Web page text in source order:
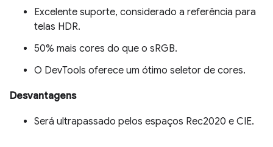
Excelente suporte, considerado a referência para
telas HDR.
50% mais cores do que o sRGB.
O DevTools oferece um ótimo seletor de cores.
Desvantagens
Será ultrapassado pelos espaços Rec2020 e CIE.